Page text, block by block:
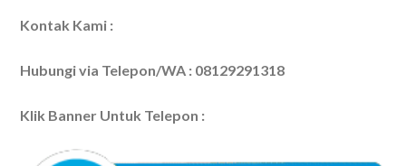
Kontak Kami :
Hubungi via Telepon/WA : 08129291318
Klik Banner Untuk Telepon :